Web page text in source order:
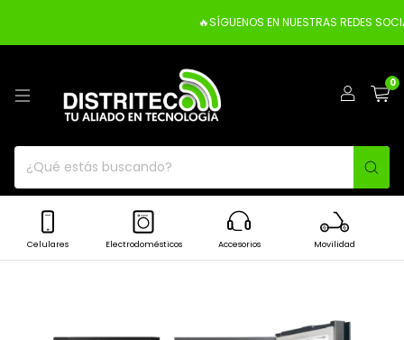
🔥SÍGUENOS EN NUESTRAS REDES
0
Celulares Electrodomésticos Accesorios Movilidad